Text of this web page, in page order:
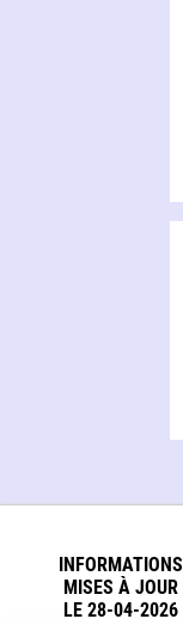
INFORMATIONS
MISES À JOUR
LE 28-04-2026